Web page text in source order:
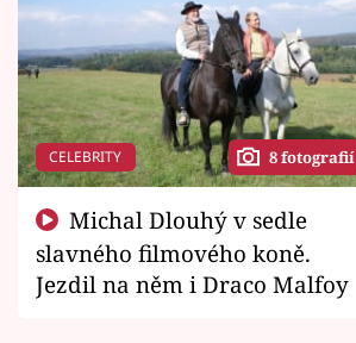
CELEBRITY 8 fotografií
slavného filmového koně.
Jezdil na něm i Draco Malfoy